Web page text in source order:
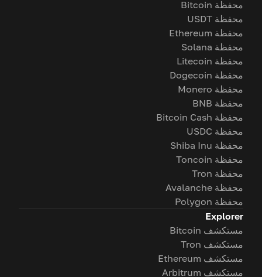
محفظة Bitcoin
محفظة USDT
محفظة Ethereum
محفظة Solana
محفظة Litecoin
محفظة Dogecoin
محفظة Monero
محفظة BNB
محفظة Bitcoin Cash
محفظة USDC
محفظة Shiba Inu
محفظة Toncoin
محفظة Tron
محفظة Avalanche
محفظة Polygon
Explorer
مستكشف Bitcoin
مستكشف Tron
مستكشف Ethereum
مستكشف Arbitrum